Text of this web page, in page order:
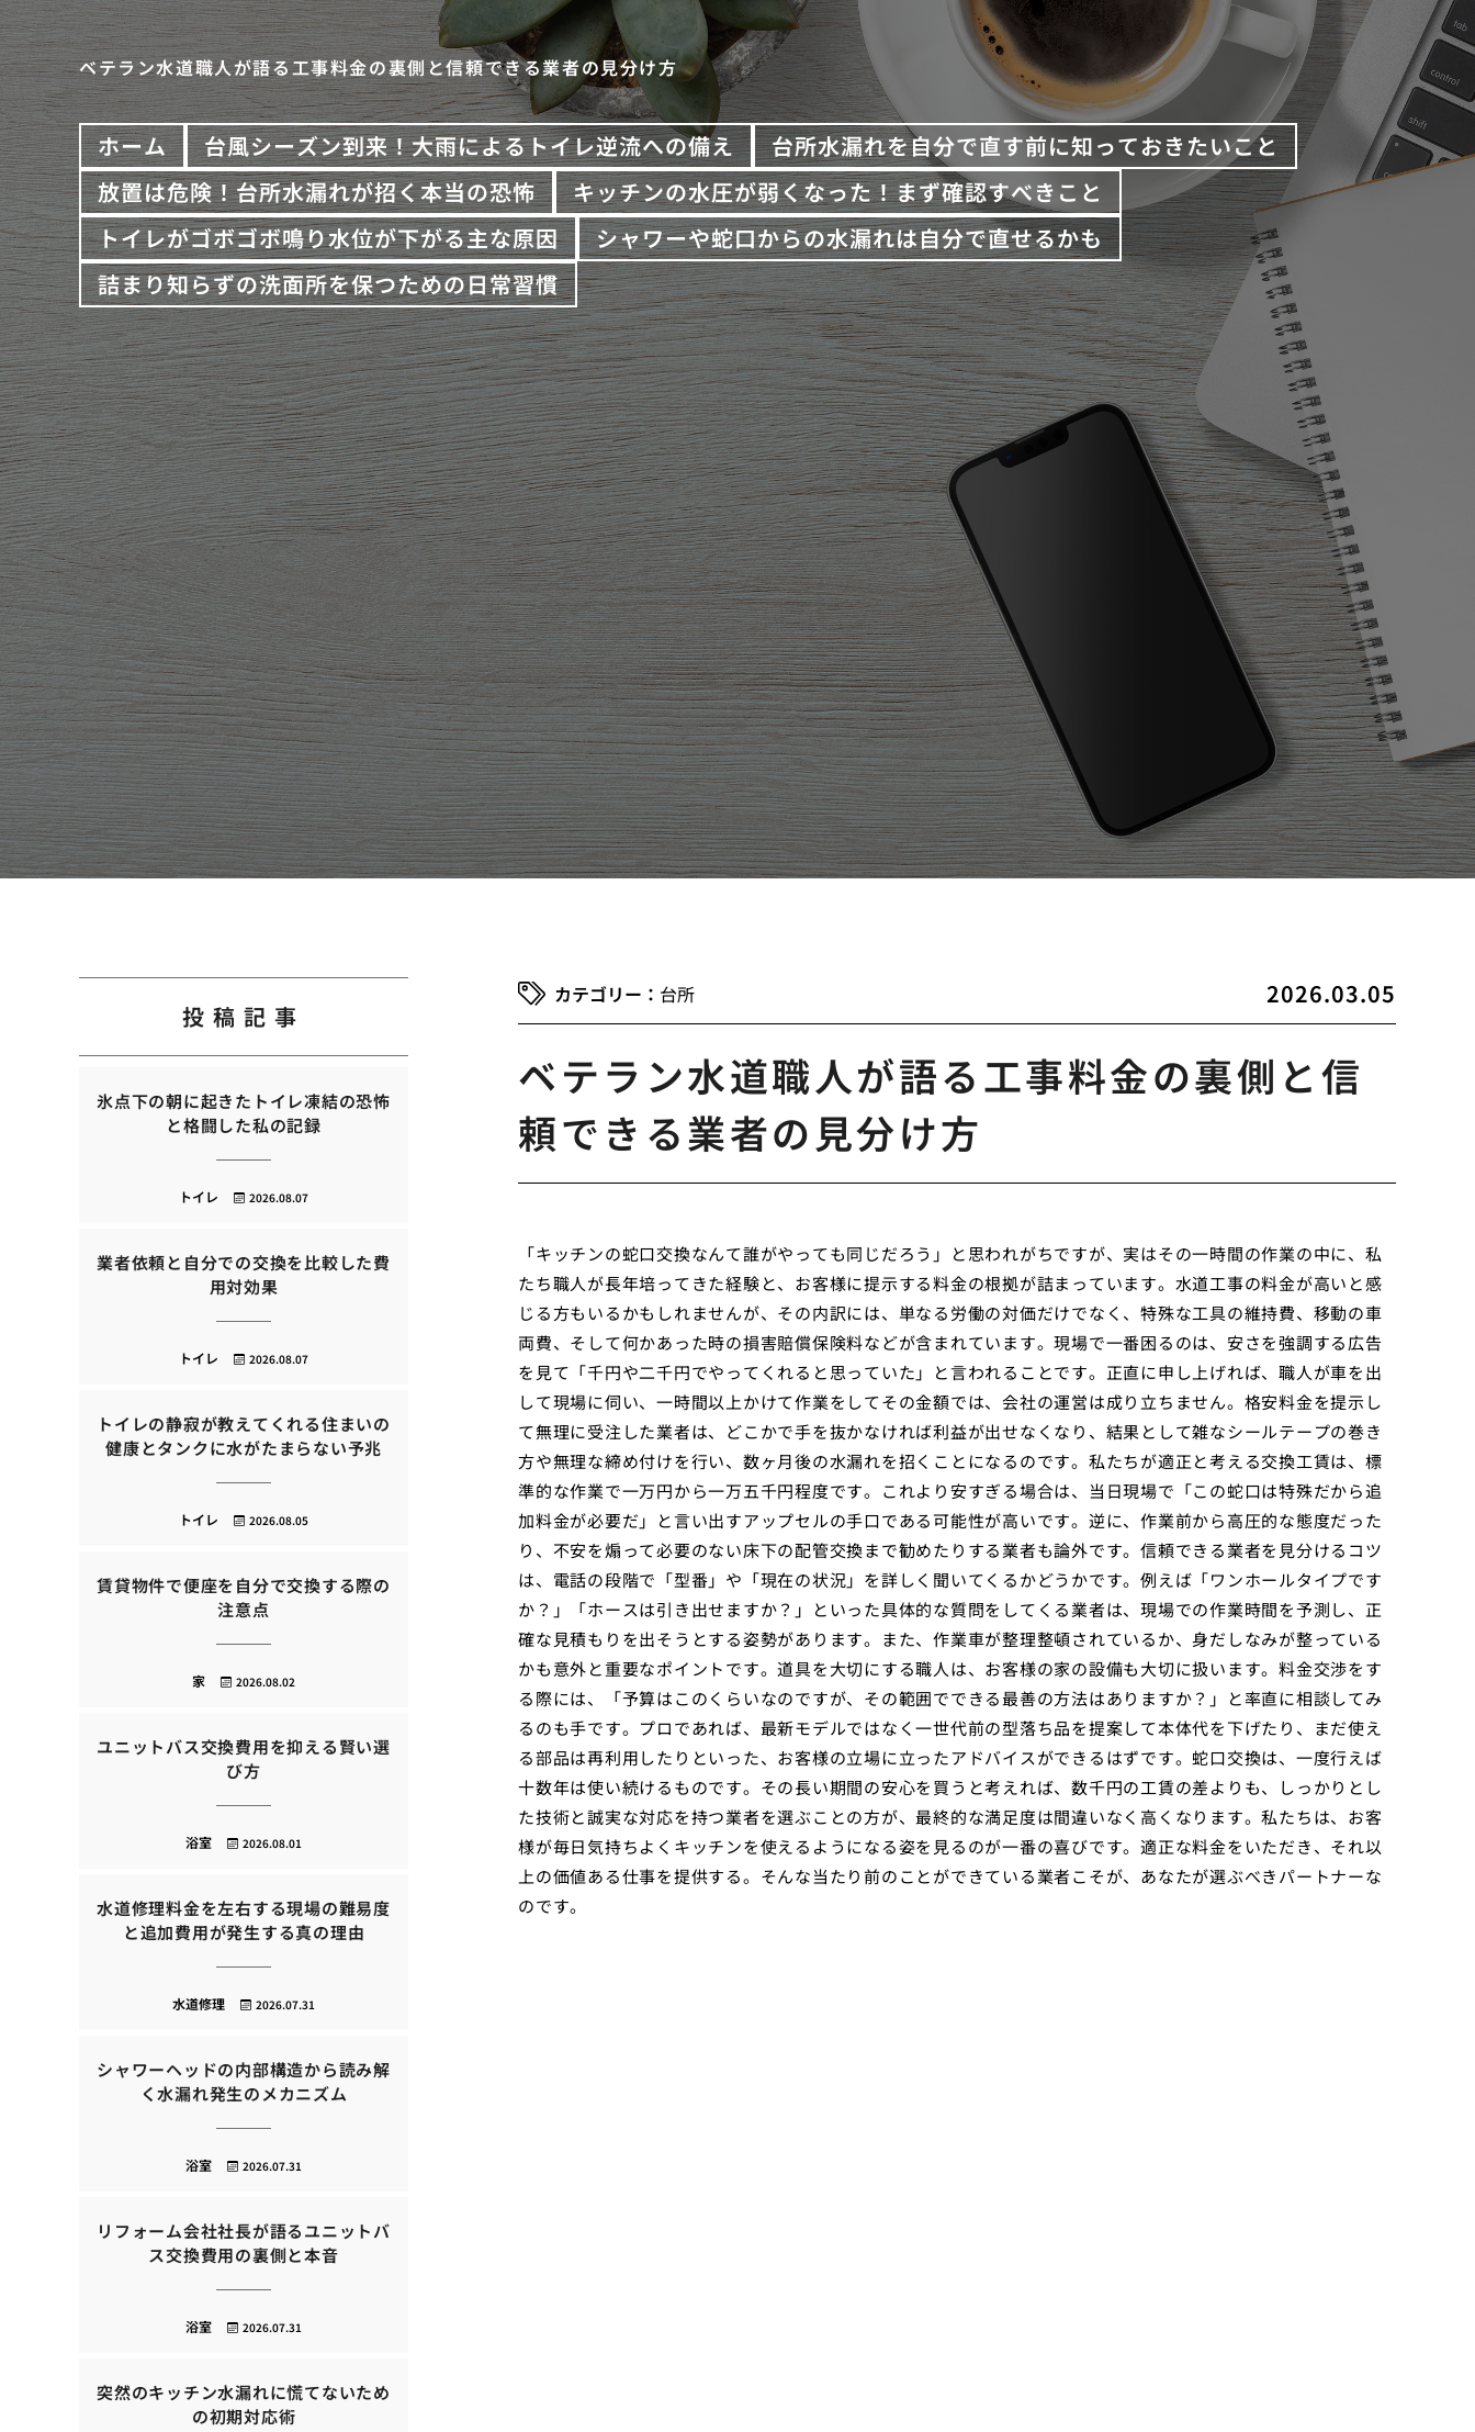
ベテラン水道職人が語る工事料金の裏側と信頼できる業者の見分け方
ホーム 台風シーズン到来！大雨によるトイレ逆流への備え
台所水漏れを自分で直す前に知っておきたいこと
放置は危険！台所水漏れが招く本当の恐怖
キッチンの水圧が弱くなった！まず確認すべきこと
トイレがゴボゴボ鳴り水位が下がる主な原因
シャワーや蛇口からの水漏れは自分で直せるかも
詰まり知らずの洗面所を保つための日常習慣
2026.03.05
台所
ベテラン水道職人が語る工事料金の裏側と信
頼できる業者の見分け方
「キッチンの蛇口交換なんて誰がやっても同じだろう」と思われがちですが、実はその一時間の作業の中に、私
たち職人が長年培ってきた経験と、お客様に提示する料金の根拠が詰まっています。水道工事の料金が高いと感
じる方もいるかもしれませんが、その内訳には、単なる労働の対価だけでなく、特殊な工具の維持費、移動の車
両費、そして何かあった時の損害賠償保険料などが含まれています。現場で一番困るのは、安さを強調する広告
を見て「千円や二千円でやってくれると思っていた」と言われることです。正直に申し上げれば、職人が車を出
して現場に伺い、一時間以上かけて作業をしてその金額では、会社の運営は成り立ちません。格安料金を提示し
て無理に受注した業者は、どこかで手を抜かなければ利益が出せなくなり、結果として雑なシールテープの巻き
方や無理な締め付けを行い、数ヶ月後の水漏れを招くことになるのです。私たちが適正と考える交換工賃は、標
準的な作業で一万円から一万五千円程度です。これより安すぎる場合は、当日現場で「この蛇口は特殊だから追
加料金が必要だ」と言い出すアップセルの手口である可能性が高いです。逆に、作業前から高圧的な態度だった
り、不安を煽って必要のない床下の配管交換まで勧めたりする業者も論外です。信頼できる業者を見分けるコツ
は、電話の段階で「型番」や「現在の状況」を詳しく聞いてくるかどうかです。例えば「ワンホールタイプです
か？」「ホースは引き出せますか？」といった具体的な質問をしてくる業者は、現場での作業時間を予測し、正
確な見積もりを出そうとする姿勢があります。また、作業車が整理整頓されているか、身だしなみが整っている
かも意外と重要なポイントです。道具を大切にする職人は、お客様の家の設備も大切に扱います。料金交渉をす
る際には、「予算はこのくらいなのですが、その範囲でできる最善の方法はありますか？」と率直に相談してみ
るのも手です。プロであれば、最新モデルではなく一世代前の型落ち品を提案して本体代を下げたり、まだ使え
る部品は再利用したりといった、お客様の立場に立ったアドバイスができるはずです。蛇口交換は、一度行えば
十数年は使い続けるものです。その長い期間の安心を買うと考えれば、数千円の工賃の差よりも、しっかりとし
た技術と誠実な対応を持つ業者を選ぶことの方が、最終的な満足度は間違いなく高くなります。私たちは、お客
様が毎日気持ちよくキッチンを使えるようになる姿を見るのが一番の喜びです。適正な料金をいただき、それ以
上の価値ある仕事を提供する。そんな当たり前のことができている業者こそが、あなたが選ぶべきパートナーな
のです。
投稿記事
氷点下の朝に起きたトイレ凍結の恐怖
と格闘した私の記録
2026.08.07
トイレ
業者依頼と自分での交換を比較した費
用対効果
2026.08.07
トイレ
トイレの静寂が教えてくれる住まいの
健康とタンクに水がたまらない予兆
2026.08.05
トイレ
賃貸物件で便座を自分で交換する際の
注意点
2026.08.02
家
ユニットバス交換費用を抑える賢い選
び方
2026.08.01
浴室
水道修理料金を左右する現場の難易度
と追加費用が発生する真の理由
2026.07.31
水道修理
シャワーヘッドの内部構造から読み解
く水漏れ発生のメカニズム
2026.07.31
浴室
リフォーム会社社長が語るユニットバ
ス交換費用の裏側と本音
2026.07.31
浴室
突然のキッチン水漏れに慌てないため
の初期対応術